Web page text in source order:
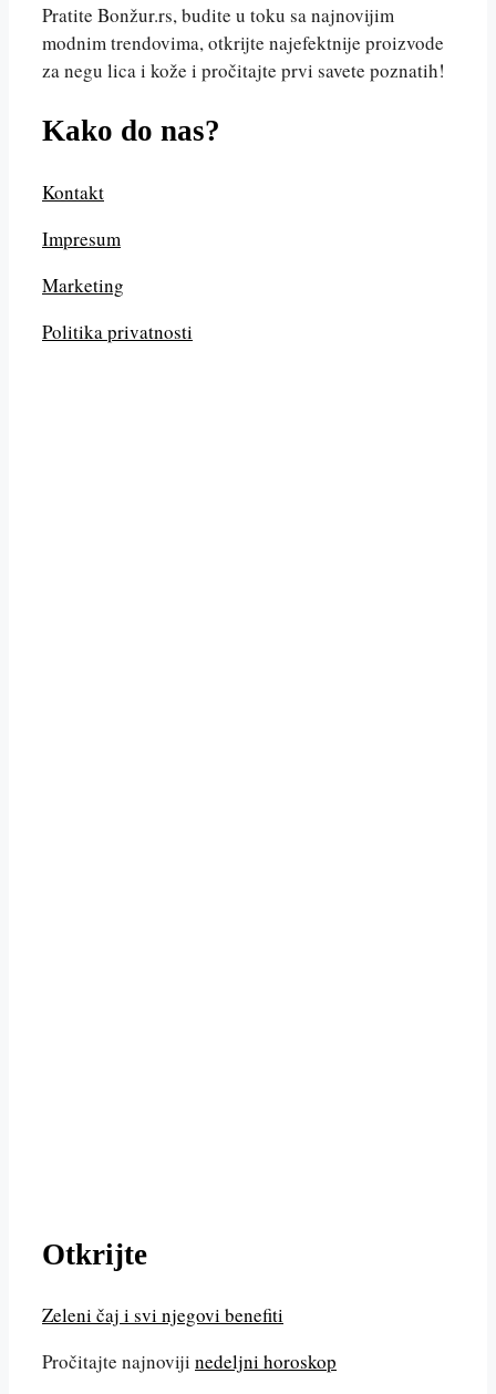
Pratite Bonžur.rs, budite u toku sa najnovijim
modnim trendovima, otkrijte najefektnije proizvode
za negu lica i kože i pročitajte prvi savete poznatih!
Kako do nas?
Kontakt
Impresum
Marketing
Politika privatnosti
Otkrijte
Zeleni čaj i svi njegovi benefiti
Pročitajte najnoviji nedeljni horoskop